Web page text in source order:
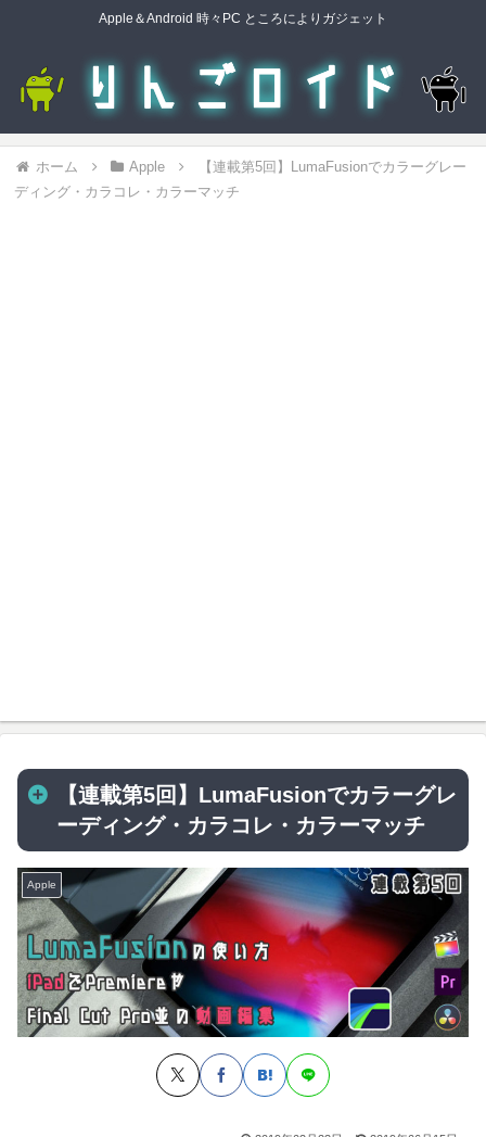
Apple＆Android 時々PC ところによりガジェット
ホーム Apple
【連載第5回】LumaFusionでカラーグレー
ディング・カラコレ・カラーマッチ
【連載第5回】LumaFusionでカラーグレ
ーディング・カラコレ・カラーマッチ
Apple